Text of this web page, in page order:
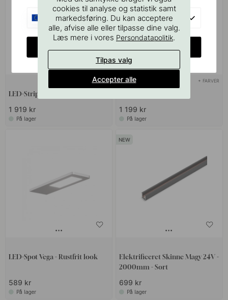
+ LÆNGDER
LED-Strip Flexy LED AT6
1 919 kr
På lager
+ FARVER
1 199 kr
På lager
LED-Spot Vega - Rustfrit look
589 kr
På lager
Elektrificeret Skinne Magy 24V -
2000mm - Sort
699 kr
På lager
cookies til analyse og statistik samt
markedsføring. Du kan acceptere
alle, afvise alle eller tilpasse dine valg.
Læs mere i vores Persondatapolitik.
Tilpas valg
Accepter alle
EU